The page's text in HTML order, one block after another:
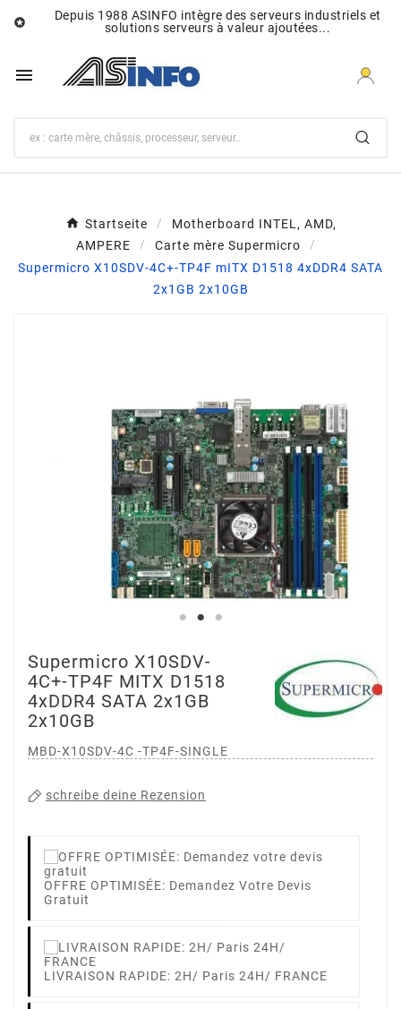

Depuis 1988 ASINFO intègre des serveurs industriels et
solutions serveurs à valeur ajoutées...

Startseite
Motherboard INTEL, AMD,
AMPERE
Carte mère Supermicro
Supermicro X10SDV-4C+-TP4F mITX D1518 4xDDR4 SATA
2x1GB 2x10GB
Supermicro X10SDV-
4C+-TP4F MITX D1518
4xDDR4 SATA 2x1GB
2x10GB
MBD-X10SDV-4C -TP4F-SINGLE
schreibe deine Rezension
OFFRE OPTIMISÉE: Demandez Votre Devis
Gratuit
LIVRAISON RAPIDE: 2H/ Paris 24H/ FRANCE